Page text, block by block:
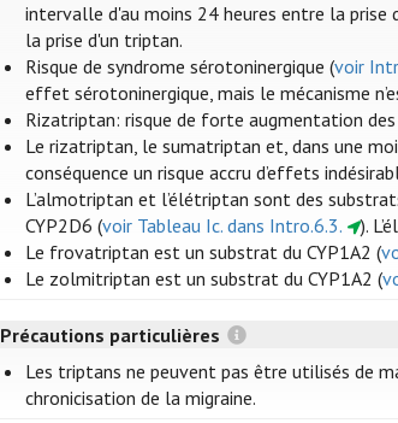
intervalle d'au moins 24 heures entre la prise
la prise d'un triptan.
Risque de syndrome sérotoninergique (voir
effet sérotoninergique, mais le mécanisme
Rizatriptan: risque de forte augmentation
Le rizatriptan, le sumatriptan et, dans une
conséquence un risque accru d’effets
L’almotriptan et l’élétriptan sont des
CYP2D6 (voir Tableau Ic. dans Intro.6.3. ).
Le frovatriptan est un substrat du CYP1A2 (
Le zolmitriptan est un substrat du CYP1A2 (
Précautions particulières
Les triptans ne peuvent pas être utilisés de
chronicisation de la migraine.